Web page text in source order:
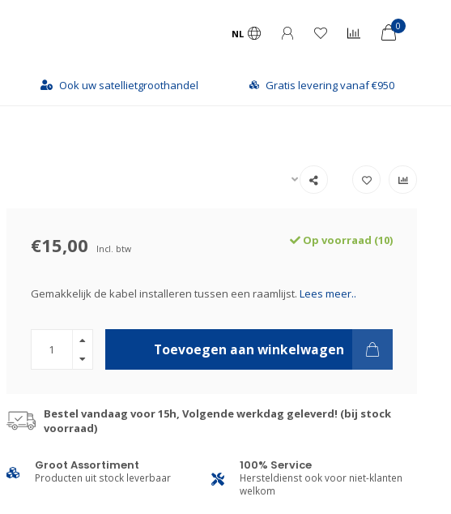
NL
0
Ook uw satellietgroothandel Gratis levering vanaf €950
€15,00 Incl. btw
Op voorraad (10)
Gemakkelijk de kabel installeren tussen een raamlijst. Lees meer..
Toevoegen aan winkelwagen
Bestel vandaag voor 15h, Volgende werkdag geleverd! (bij stock
voorraad)
Groot Assortiment
Producten uit stock leverbaar
100% Service
Hersteldienst ook voor niet-klanten
welkom